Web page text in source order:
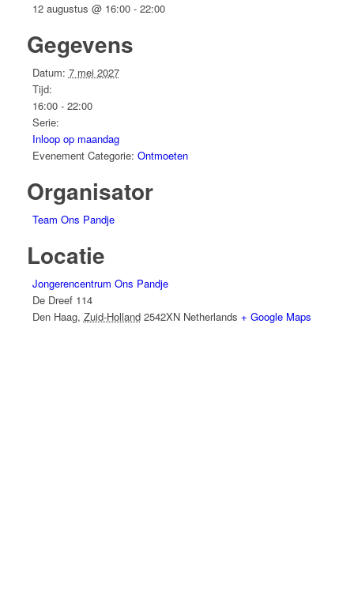
12 augustus @ 16:00- 22:00
Gegevens
Datum: 7 mei 2027
Tijd:
16:00 - 22:00
Serie:
Inloop op maandag
Evenement Categorie: Ontmoeten
Organisator
Team Ons Pandje
Locatie
Jongerencentrum Ons Pandje
De Dreef 114
Den Haag, Zuid-Holland 2542XN Netherlands + Google Maps